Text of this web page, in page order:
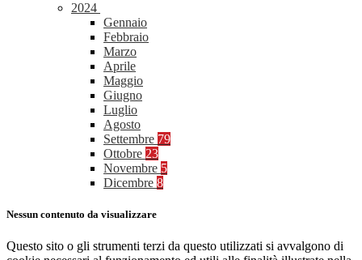
2024
Gennaio
Febbraio
Marzo
Aprile
Maggio
Giugno
Luglio
Agosto
Settembre 79
Ottobre 23
Novembre 5
Dicembre 8
Nessun contenuto da visualizzare
Questo sito o gli strumenti terzi da questo utilizzati si avvalgono di